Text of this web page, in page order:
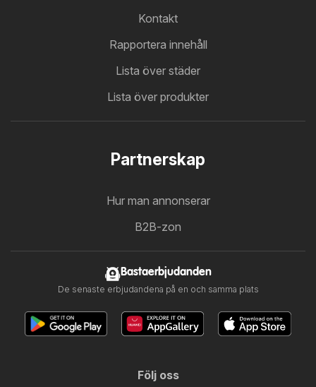
Kontakt
Rapportera innehåll
Lista över städer
Lista över produkter
Partnerskap
Hur man annonserar
B2B-zon
Bastaerbjudanden
De senaste erbjudandena på en och samma plats
Följ oss